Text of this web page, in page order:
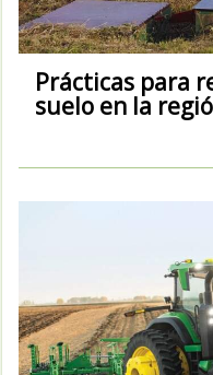
Prácticas para
suelo en la